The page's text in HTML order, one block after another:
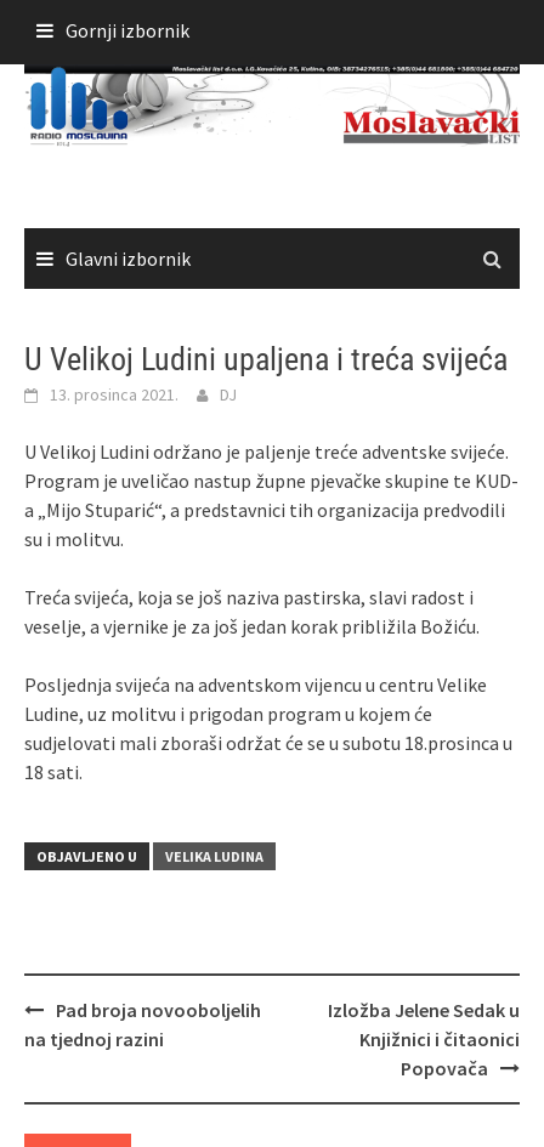
sadržaja
Gornji izbornik
Glavni izbornik
U Velikoj Ludini upaljena i treća svijeća
13. prosinca 2021. DJ
U Velikoj Ludini održano je paljenje treće adventske svijeće.
Program je uveličao nastup župne pjevačke skupine te KUD-
a „Mijo Stuparić“, a predstavnici tih organizacija predvodili
su i molitvu.
Treća svijeća, koja se još naziva pastirska, slavi radost i
veselje, a vjernike je za još jedan korak približila Božiću.
Posljednja svijeća na adventskom vijencu u centru Velike
Ludine, uz molitvu i prigodan program u kojem će
sudjelovati mali zboraši održat će se u subotu 18.prosinca u
18 sati.
OBJAVLJENO U VELIKA LUDINA
Navigacija
objava
Pad broja novooboljelih
na tjednoj razini
Izložba Jelene Sedak u
Knjižnici i čitaonici
Popovača